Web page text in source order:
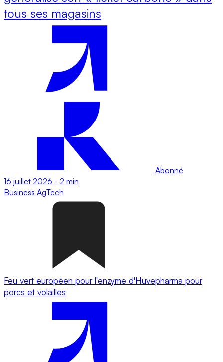
tous ses magasins
Abonné
16 juillet 2026 - 2 min
Business AgTech
Feu vert européen pour l'enzyme d'Huvepharma pour
porcs et volailles